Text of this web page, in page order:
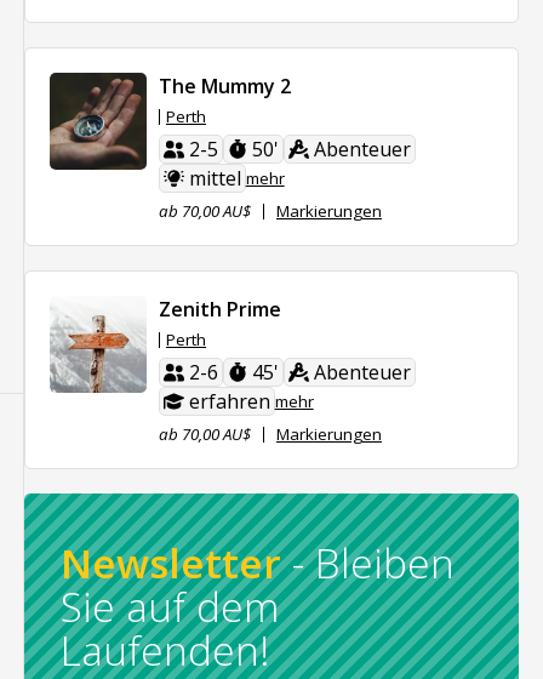
The Mummy 2
Perth
2-5 50'
Abenteuer
mittel mehr
ab 70,00 AU$
Markierungen
Zenith Prime
Perth
2-6 45'
Abenteuer
erfahren mehr
ab 70,00 AU$
Markierungen
Newsletter -Bleiben
Sie auf dem
Laufenden!